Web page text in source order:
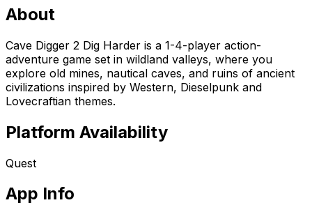
About
Cave Digger 2 Dig Harder is a 1-4-player action-
adventure game set in wildland valleys, where you
explore old mines, nautical caves, and ruins of ancient
civilizations inspired by Western, Dieselpunk and
Lovecraftian themes.
Platform Availability
Quest
App Info